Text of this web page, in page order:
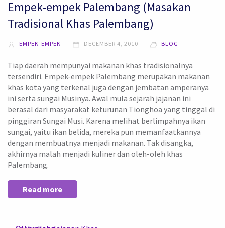
Empek-empek Palembang (Masakan
Tradisional Khas Palembang)
EMPEK-EMPEK DECEMBER 4, 2010 BLOG
Tiap daerah mempunyai makanan khas tradisionalnya
tersendiri. Empek-empek Palembang merupakan makanan
khas kota yang terkenal juga dengan jembatan amperanya
ini serta sungai Musinya. Awal mula sejarah jajanan ini
berasal dari masyarakat keturunan Tionghoa yang tinggal di
pinggiran Sungai Musi. Karena melihat berlimpahnya ikan
sungai, yaitu ikan belida, mereka pun memanfaatkannya
dengan membuatnya menjadi makanan. Tak disangka,
akhirnya malah menjadi kuliner dan oleh-oleh khas
Palembang.
Read more